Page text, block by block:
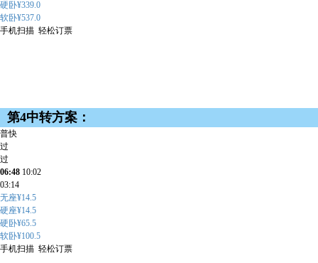
硬卧¥339.0
软卧¥537.0
手机扫描 轻松订票
第4中转方案：
普快
过
过
06:48 10:02
03:14
无座¥14.5
硬座¥14.5
硬卧¥65.5
软卧¥100.5
手机扫描 轻松订票